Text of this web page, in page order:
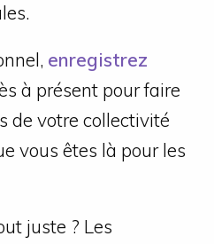
enregistrez
à présent pour faire
de votre collectivité
vous êtes là pour les
juste ? Les